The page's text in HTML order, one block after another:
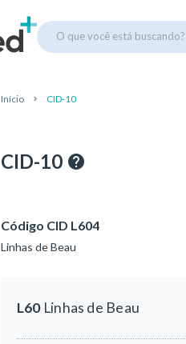
O que você está buscando?
Início CID-10
CID-10
Código CID L604
Linhas de Beau
L60Linhas de Beau